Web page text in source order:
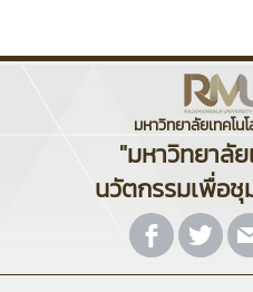
มหาวิทยาลัยเทคโน
"มหาวิทยาลัย
นวัตกรรมเพื่อ